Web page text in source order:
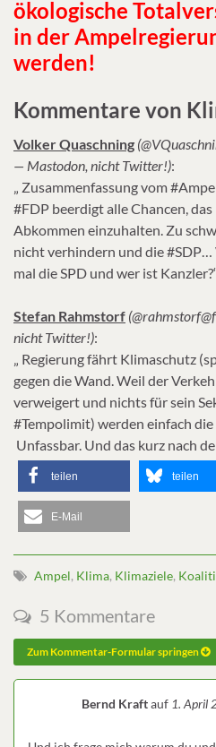
ökologische
in der
werden!
Kommentare von
Volker Quaschning
— Mastodon, nicht Twitter!):
„ Zusammenfassung vom
#FDP beerdigt alle Chancen,
Abkommen einzuhalten. Zu
nicht verhindern und die #SDP…
mal die SPD und wer ist
Stefan Rahmstorf
nicht Twitter!):
„ Regierung fährt Klimaschutz
gegen die Wand. Weil der
verweigert und nichts für sein
#Tempolimit) werden einfach die
Unfassbar. Und das kurz nach
teilen teilen
E-Mail
Ampel, Klima, Klimaziele,
5 Kommentare
Zum Kommentar-Formular springen
Bernd Kraftauf 1. April